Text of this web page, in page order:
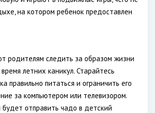
на котором ребенок предоставлен
родителям следить за образом жизни
летних каникул. Старайтесь
правильно питаться и ограничить его
за компьютером или телевизором.
отправить чадо в детский